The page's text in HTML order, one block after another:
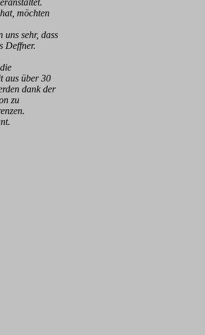
möchten
sehr, dass
Deffner.
aus über 30
dank der
zu